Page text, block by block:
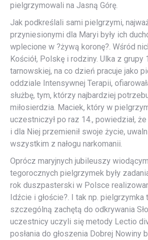
pielgrzymowali na Jasną Górę.
Jak podkreślali sami pielgrzymi,
przyniesionymi dla Maryi były ich
wplecione w ?żywą koronę?. Wśród
Kościół, Polskę i rodziny. Ulka z grupy
tarnowskiej, na co dzień pracuje jako
oddziale Intensywnej Terapii,
służbę, tym, którzy najbardziej
miłosierdzia. Maciek, który w
uczestniczył po raz 14., powiedział,
i dla Niej przemienił swoje życie,
wszystkim z nałogu narkomanii.
Oprócz maryjnych jubileuszy
tegorocznych pielgrzymek były
rok duszpasterski w Polsce
Idźcie i głoście?. I tak np. pielgrzymka
szczególną zachętą do odkrywania
uczestnicy uczyli się metody Lectio
posłania do głoszenia Dobrej Nowiny